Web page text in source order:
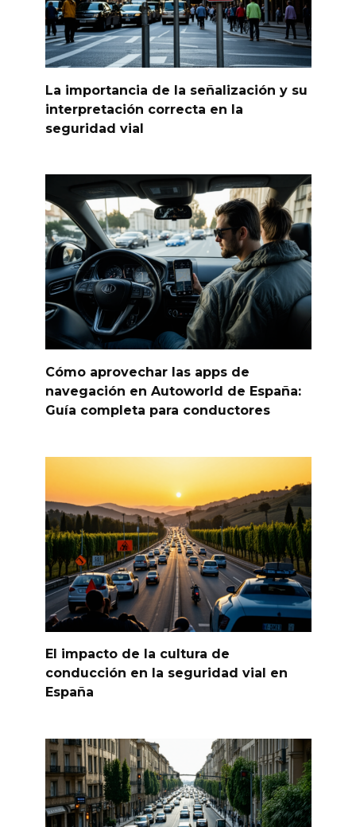
La importancia de la señalización y su
interpretación correcta en la
seguridad vial
Cómo aprovechar las apps de
navegación en Autoworld de España:
Guía completa para conductores
El impacto de la cultura de
conducción en la seguridad vial en
España